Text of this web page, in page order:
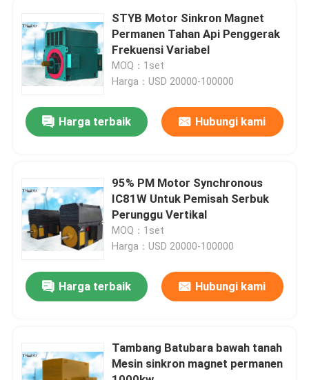
Produk
Tentang kami
Tur Pabrik
Hubungi kami
Berita
Blog
Motor AC Tegangan Tinggi
STYB Motor Sinkron Magnet
Permanen Tahan Api Penggerak
Frekuensi Variabel
MOQ：1set
Harga：USD 20000-100000
Harga terbaik Hubungi kami
95% PM Motor Synchronous
IC81W Untuk Pemisah Serbuk
Perunggu Vertikal
MOQ：1set
Harga：USD 20000-100000
Harga terbaik Hubungi kami
Tambang Batubara bawah tanah
Mesin sinkron magnet permanen